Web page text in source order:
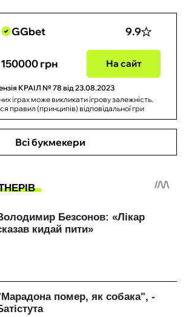
GGbet 9.9
150000 грн На сайт
КРАІЛ № 78 від 23.08.2023
іграх може викликати ігрову залежність.
правил (принципів) відповідальної гри
Всі букмекери